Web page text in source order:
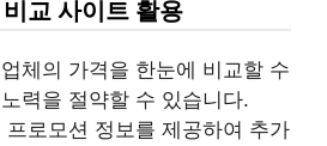
교 사이트 활용
체의 가격을 한눈에 비교할 수
력을 절약할 수 있습니다.
프로모션 정보를 제공하여 추가